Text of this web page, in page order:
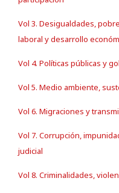
Vol 3. Desigualdades,
laboral y desarrollo
Vol 4. Políticas públicas y
Vol 5. Medio ambiente,
Vol 6. Migraciones y
Vol 7. Corrupción,
judicial
Vol 8. Criminalidades,